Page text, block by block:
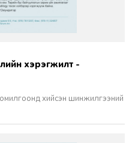
хийсэн шинжилгээний